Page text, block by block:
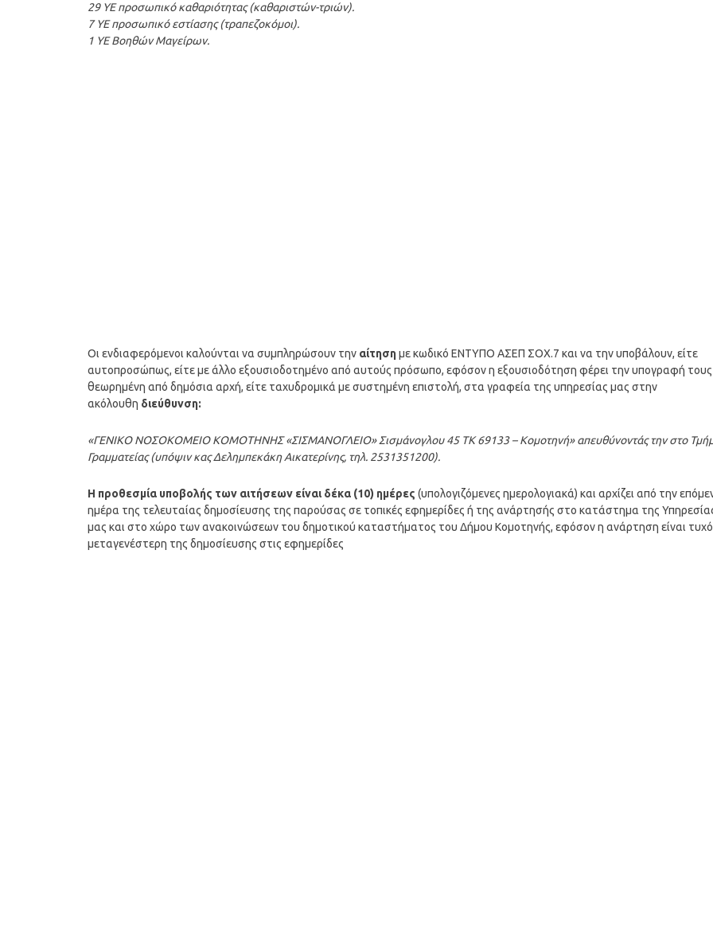
29 ΥΕ προσωπικό καθαριότητας (καθαριστών-τριών).
7 ΥΕ προσωπικό εστίασης (τραπεζοκόμοι).
1 YΕ Βοηθών Μαγείρων.
Οι ενδιαφερόμενοι καλούνται να συμπληρώσουν την αίτησημε κωδικό ΕΝΤΥΠΟ ΑΣΕΠ ΣΟΧ.7 και να την υποβάλουν, είτε
αυτοπροσώπως, είτε με άλλο εξουσιοδοτημένο από αυτούς πρόσωπο, εφόσον η εξουσιοδότηση φέρει την υπογραφή τους
θεωρημένη από δημόσια αρχή, είτε ταχυδρομικά με συστημένη επιστολή, στα γραφεία της υπηρεσίας μας στην
ακόλουθη διεύθυνση:
«ΓΕΝΙΚΟ ΝΟΣΟΚΟΜΕΙΟ ΚΟΜΟΤΗΝΗΣ «ΣΙΣΜΑΝΟΓΛΕΙΟ» Σισμάνογλου 45 ΤΚ 69133 – Κομοτηνή» απευθύνοντάς την στο
Γραμματείας (υπόψιν κας Δελημπεκάκη Αικατερίνης, τηλ. 2531351200).
Η προθεσμία υποβολής των αιτήσεων είναι δέκα (10) ημέρες (υπολογιζόμενες ημερολογιακά) και αρχίζει από την
ημέρα της τελευταίας δημοσίευσης της παρούσας σε τοπικές εφημερίδες ή της ανάρτησής στο κατάστημα της
μας και στο χώρο των ανακοινώσεων του δημοτικού καταστήματος του Δήμου Κομοτηνής, εφόσον η ανάρτηση είναι
μεταγενέστερη της δημοσίευσης στις εφημερίδες